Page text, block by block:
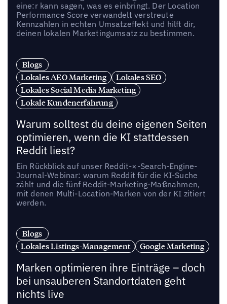
eine:r kann sagen, was es einbringt. Der Location
Performance Score verwandelt verstreute
Kennzahlen in echten Umsatzeffekt und hilft dir,
deinen lokalen Marketingumsatz zu bestimmen.
Blogs
Lokales AEO Marketing
Lokales SEO
Lokales Social Media Marketing
Lokale Kundenerfahrung
Warum solltest du deine eigenen Seiten
optimieren, wenn die KI stattdessen
Reddit liest?
Ein Rückblick auf unser Reddit-×-Search-Engine-
Journal-Webinar: warum Reddit für die KI-Suche
zählt und die fünf Reddit-Marketing-Maßnahmen,
mit denen Multi-Location-Marken von der KI zitiert
werden.
Blogs
Lokales Listings-Management
Google Marketing
Marken optimieren ihre Einträge – doch
bei unsauberen Standortdaten geht
nichts live